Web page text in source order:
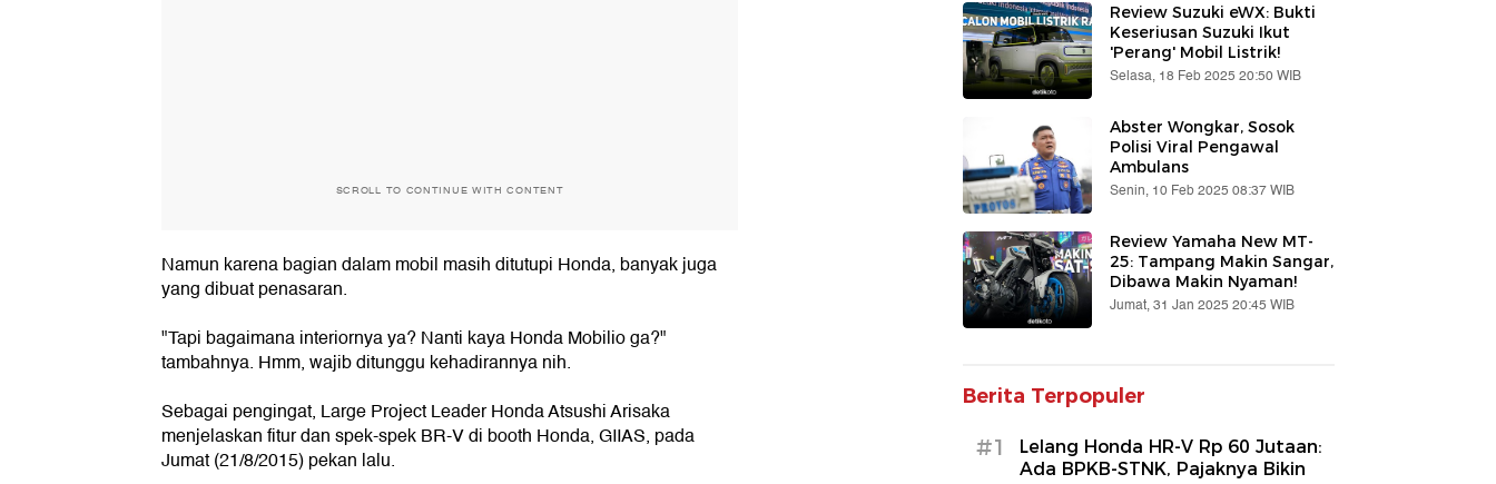
SCROLL TO CONTINUE WITH CONTENT
Namun karena bagian dalam mobil masih ditutupi Honda, banyak juga
yang dibuat penasaran.
"Tapi bagaimana interiornya ya? Nanti kaya Honda Mobilio ga?"
tambahnya. Hmm, wajib ditunggu kehadirannya nih.
Sebagai pengingat, Large Project Leader Honda Atsushi Arisaka
menjelaskan fitur dan spek-spek BR-V di booth Honda, GIIAS, pada
Jumat (21/8/2015) pekan lalu.
Review Suzuki eWX: Bukti
Keseriusan Suzuki Ikut
'Perang' Mobil Listrik!
Selasa, 18 Feb 2025 20:50 WIB
Abster Wongkar, Sosok
Polisi Viral Pengawal
Ambulans
Senin, 10 Feb 2025 08:37 WIB
Review Yamaha New MT-
25: Tampang Makin Sangar,
Dibawa Makin Nyaman!
Jumat, 31 Jan 2025 20:45 WIB
Berita Terpopuler
#1
Lelang Honda HR-V Rp 60 Jutaan:
Ada BPKB-STNK, Pajaknya Bikin